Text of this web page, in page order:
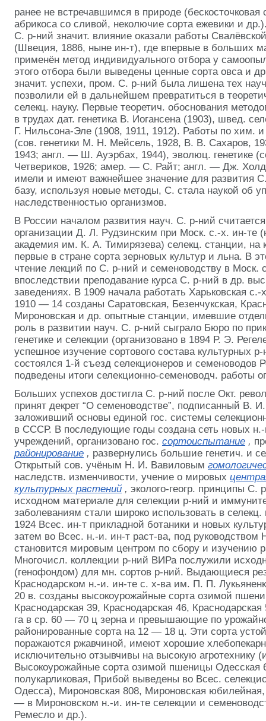
ранее не встречавшимся в природе (бескосточковая
абрикоса со сливой, неколючие сорта ежевики и
С. р-ний значит. влияние оказали работы
(Швеция, 1886, ныне ин-т), где впервые в больших
применён метод индивидуального отбора у
этого отбора были выведены ценные сорта овса и
значит. успехи, пром. С. р-ний была лишена тех
позволили ей в дальнейшем превратиться в
селекц. науку. Первые теоретич. обоснования
в трудах дат. генетика В. Иогансена (1903), швед.
Г. Нильсона-Эле (1908, 1911, 1912). Работы по хим. и
(сов. генетики М. Н. Мейсель, 1928, В. В. Сахаров,
1943; англ. — Ш. Ауэрбах, 1944), эволюц. генетике
Четвериков, 1926; амер. — С. Райт; англ. — Дж.
имели и имеют важнейшее значение для развития
базу, используя новые методы, С. стала наукой об
наследственностью организмов.
В России началом развития науч. С. р-ний
организации Д. Л. Рудзинским при Моск. с.-х. ин-те
академия им. К. А. Тимирязева) селекц. станции,
первые в стране сорта зерновых культур и льна. В
чтение лекций по С. р-ний и семеноводству в Моск.
впоследствии преподавание курса С. р-ний в др.
заведениях. В 1909 начала работать Харьковская
1910 — 14 созданы Саратовская, Безенчукская,
Мироновская и др. опытные станции, имевшие
роль в развитии науч. С. р-ний сыграло Бюро по
генетике и селекции (организовано в 1894 Р. Э.
успешное изучение сортового состава культурных
состоялся 1-й съезд селекционеров и семеноводов
подведены итоги селекционно-семеноводч. работы
Больших успехов достигла С. р-ний после Окт.
принят декрет “О семеноводстве”, подписанный В.
заложивший основы единой гос. системы
в СССР. В последующие годы создана сеть новых н.-
учреждений, организовано гос. сортоиспытание ,
районирование , развернулись большие генетич. и
Открытый сов. учёным Н. И. Вавиловым
наследств. изменчивости, учение о мировых
культурных растений , эколого-геогр. принципы С.
исходном материале для селекции р-ний и
заболеваниям стали широко использовать в
1924 Всес. ин-т прикладной ботаники и новых
затем во Всес. н.-и. ин-т раст-ва, под руководством
становится мировым центром по сбору и изучению
Многочисл. коллекции р-ний ВИРа послужили
(генофондом) для мн. сортов р-ний. Выдающиеся
Краснодарском н.-и. ин-те с. х-ва им. П. П.
20 в. созданы высокоурожайные сорта озимой
Краснодарская 39, Краснодарская 46,
га в ср. 60 — 70 ц зерна и превышающие по
районированные сорта на 12 — 18 ц. Эти сорта
поражаются ржавчиной, имеют хорошие
исключительно отзывчивы на высокую агротехнику
Высокоурожайные сорта озимой пшеницы Одесская
полукарликовая, Прибой выведены во Всес.
Одесса), Мироновская 808, Мироновская
— в Мироновском н.-и. ин-те селекции и
Ремесло и др.).